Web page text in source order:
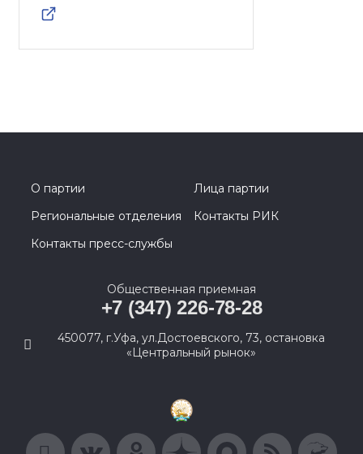
О партии
Лица партии
Региональные отделения
Контакты РИК
Контакты пресс-службы
Общественная приемная
+7 (347) 226-78-28
450077, г.Уфа, ул.Достоевского, 73, остановка
«Центральный рынок»